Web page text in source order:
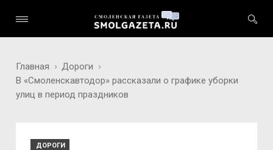
Главная
Дороги
В «Смоленскавтодор» рассказали о графике уборки
улиц в период праздников
ДОРОГИ